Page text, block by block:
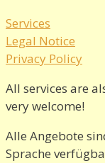
Services
Legal Notice
Privacy Policy
All services are
very welcome!
Alle Angebote
Sprache